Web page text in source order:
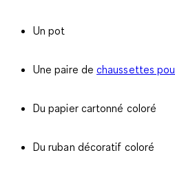
Un pot
Une paire dechaussettes
Du papier cartonné coloré
Du ruban décoratif coloré